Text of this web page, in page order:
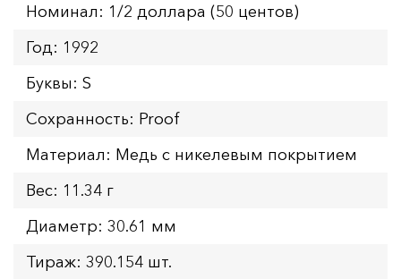
Номинал: 1/2 доллара (50 центов)
Год: 1992
Буквы: S
Сохранность: Proof
Материал: Медь с никелевым покрытием
Вес: 11.34 г
Диаметр: 30.61 мм
Тираж: 390.154 шт.